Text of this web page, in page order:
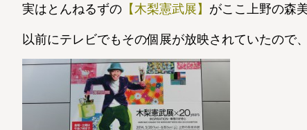
実はとんねるずの 【木梨憲武展】 がここ上野の森
以前にテレビでもその個展が放映されていたので